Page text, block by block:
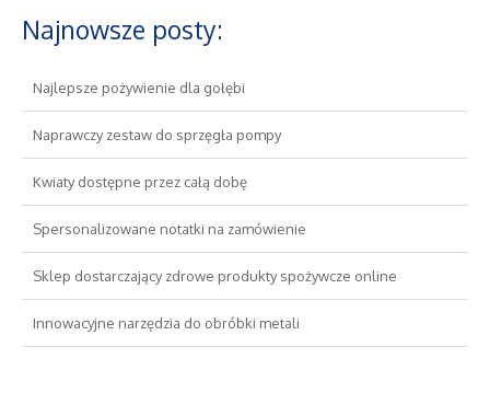
Drzwi i Okna
Nieruchomości, Działki
Domy, Mieszkania
Wykształcenie
Najnowsze posty:
Najlepsze pożywienie dla gołębi
Naprawczy zestaw do sprzęgła pompy
Kwiaty dostępne przez całą dobę
Spersonalizowane notatki na zamówienie
Sklep dostarczający zdrowe produkty spożywcze online
Innowacyjne narzędzia do obróbki metali